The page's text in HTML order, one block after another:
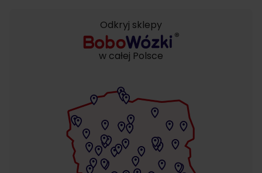
Odkryj sklepy
w całej Polsce